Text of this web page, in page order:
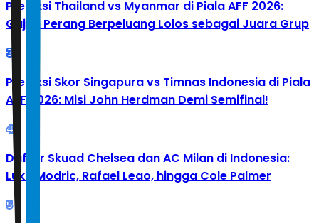
Prediksi Thailand vs Myanmar di Piala AFF 2026:
Gajah Perang Berpeluang Lolos sebagai Juara Grup
3
Prediksi Skor Singapura vs Timnas Indonesia di Piala
AFF 2026: Misi John Herdman Demi Semifinal!
4
Daftar Skuad Chelsea dan AC Milan di Indonesia:
Luka Modric, Rafael Leao, hingga Cole Palmer
5